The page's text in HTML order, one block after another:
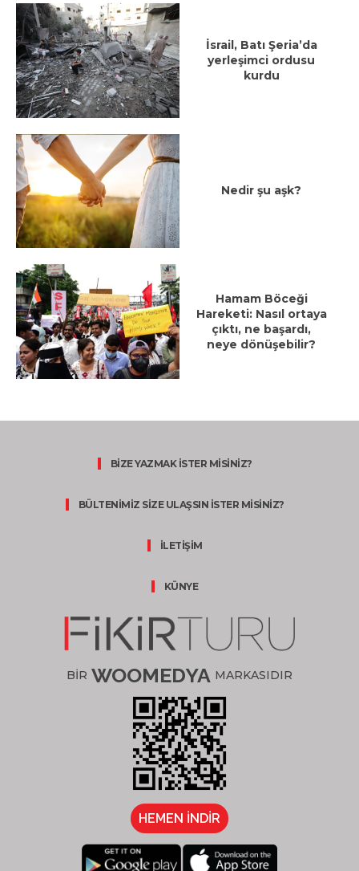
İsrail, Batı Şeria’da
yerleşimci ordusu
kurdu
Nedir şu aşk?
Hamam Böceği
Hareketi: Nasıl ortaya
çıktı, ne başardı,
neye dönüşebilir?
BİZE YAZMAK İSTER MİSİNİZ?
BÜLTENİMİZ SİZE ULAŞSIN İSTER MİSİNİZ?
İLETİŞİM
KÜNYE
BİR WOOMEDYA MARKASIDIR
HEMEN İNDİR